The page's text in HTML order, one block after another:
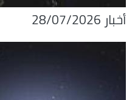
أخبار 28/07/2026